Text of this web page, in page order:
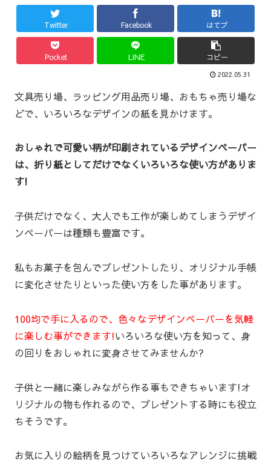
Twitter Facebook はてブ
Pocket LINE コピー
2022.05.31
文具売り場、ラッピング用品売り場、おもちゃ売り場な
どで、いろいろなデザインの紙を見かけます。
おしゃれで可愛い柄が印刷されているデザインペーパー
は、折り紙としてだけでなくいろいろな使い方がありま
す!
子供だけでなく、大人でも工作が楽しめてしまうデザイ
ンペーパーは種類も豊富です。
私もお菓子を包んでプレゼントしたり、オリジナル手帳
に変化させたりといった使い方をした事があります。
100均で手に入るので、色々なデザインペーパーを気軽
に楽しむ事ができます!いろいろな使い方を知って、身
の回りをおしゃれに変身させてみませんか?
子供と一緒に楽しみながら作る事もできちゃいます!オ
リジナルの物も作れるので、プレゼントする時にも役立
ちそうです。
お気に入りの絵柄を見つけていろいろなアレンジに挑戦